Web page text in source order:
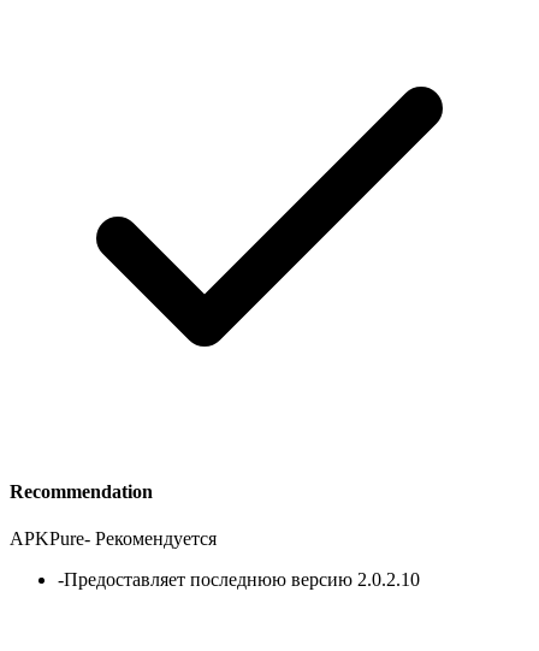
Recommendation
APKPure- Рекомендуется
-Предоставляет последнюю версию 2.0.2.10